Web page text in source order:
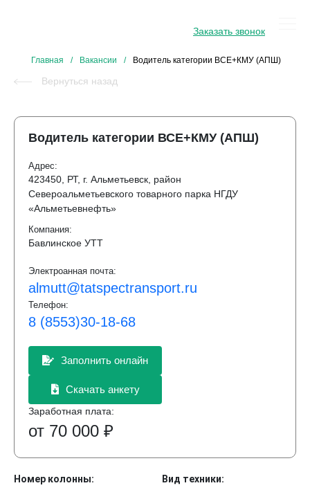
Заказать звонок
Главная / Вакансии / Водитель категории ВСЕ+КМУ (АПШ)
Вернуться назад
Номер колонны: Вид техники:
Водитель категории ВСЕ+КМУ (АПШ)
Адрес:
423450, РТ, г. Альметьевск, район
Североальметьевского товарного парка НГДУ
«Альметьевнефть»
Компания:
Бавлинское УТТ
Электроанная почта:
almutt@tatspectransport.ru
Телефон:
8 (8553)30-18-68
Заполнить онлайн
Скачать анкету
Заработная плата:
от 70 000 ₽